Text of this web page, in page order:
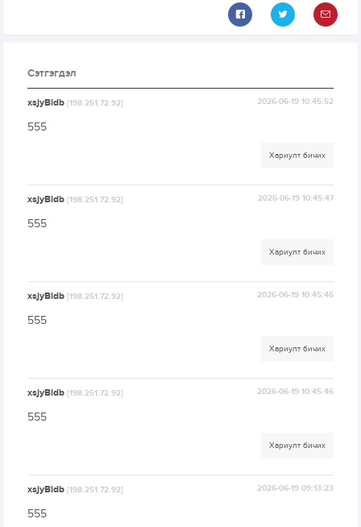
Сэтгэгдэл
xsjyBldb[198.251.72.92] 2026-06-19 10:45:52
555
Хариулт бичих
xsjyBldb[198.251.72.92] 2026-06-19 10:45:47
555
Хариулт бичих
xsjyBldb[198.251.72.92] 2026-06-19 10:45:46
555
Хариулт бичих
xsjyBldb[198.251.72.92] 2026-06-19 10:45:46
555
Хариулт бичих
xsjyBldb[198.251.72.92] 2026-06-19 09:13:23
555